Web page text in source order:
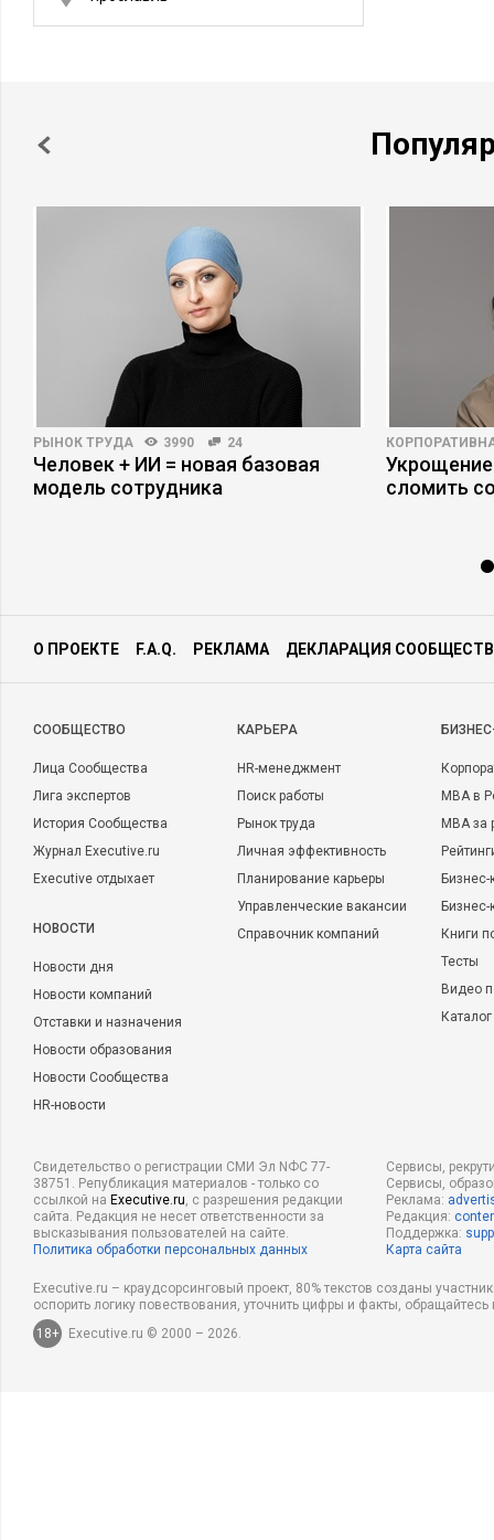
РЫНОК ТРУДА 3990 24
Человек + ИИ = новая базовая
модель сотрудника
сломить
О ПРОЕКТЕ F.A.Q. РЕКЛАМА ДЕКЛАРАЦИЯ
CООБЩЕСТВО
Лица Сообщества
Лига экспертов
История Сообщества
Журнал Executive.ru
Executive отдыхает
НОВОСТИ
Новости дня
Новости компаний
Отставки и назначения
Новости образования
Новости Сообщества
HR-новости
КАРЬЕРА
HR-менеджмент
Поиск работы
Рынок труда
Личная эффективность
Планирование карьеры
Управленческие вакансии
Справочник компаний
MBA в
MBA
Бизнес-
Книги
Тесты
Видео
Свидетельство о регистрации СМИ Эл NФС 77-
38751. Републикация материалов - только со
ссылкой на Executive.ru, с разрешения редакции
сайта. Редакция не несет ответственности за
высказывания пользователей на сайте.
Политика обработки персональных данных
Сервисы,
Сервисы,
Реклама:
Редакция:
Поддержка:
Карта сайта
Executive.ru – краудсорсинговый проект, 80% текстов созданы
оспорить логику повествования, уточнить цифры и факты,
18+
Executive.ru © 2000 – 2026.